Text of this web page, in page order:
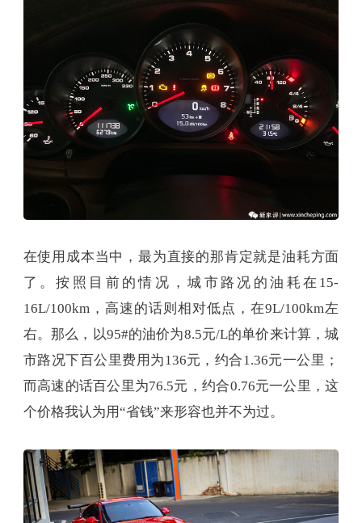
在使用成本当中，最为直接的那肯定就是油耗方面
了。按照目前的情况，城市路况的油耗在15-
16L/100km，高速的话则相对低点，在9L/100km左
右。那么，以95#的油价为8.5元/L的单价来计算，城
市路况下百公里费用为136元，约合1.36元一公里；
而高速的话百公里为76.5元，约合0.76元一公里，这
个价格我认为用“省钱”来形容也并不为过。